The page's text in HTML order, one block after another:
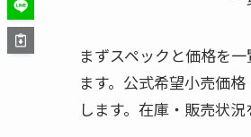
まずスペックと価格を
ます。公式希望小売価
します。在庫・販売状